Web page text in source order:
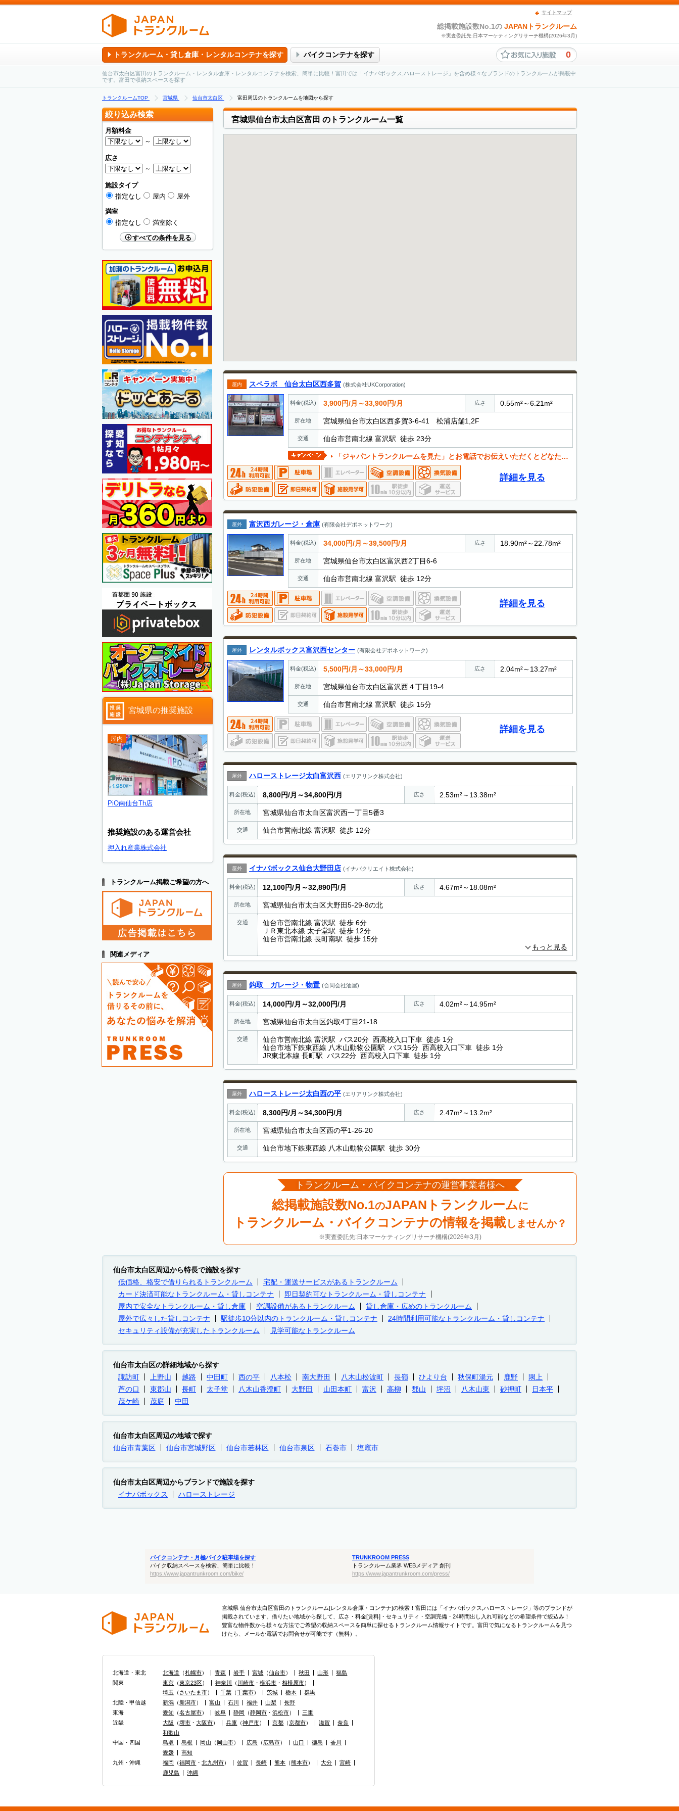
サイトマップ
総掲載施設数No.1の JAPANトランクルーム
※実査委託先:日本マーケティングリサーチ機構(2026年3月)
トランクルーム・貸し倉庫・レンタルコンテナを探す バイクコンテナを探す 0
仙台市太白区富田のトランクルーム・レンタル倉庫・レンタルコンテナを検索、簡単に比較！富田では「イナバボックス,ハローストレージ」を含め様々なブランドのトランクルームが掲載中
です。富田で収納スペースを探す
トランクルームTOP 宮城県 仙台市太白区 富田周辺のトランクルームを地図から探す
宮城県仙台市太白区富田 のトランクルーム一覧
屋内 スペラボ 仙台太白区西多賀 (株式会社UKCorporation)
料金(税込) 3,900円/月～33,900円/月 広さ 0.55m²～6.21m²
所在地 宮城県仙台市太白区西多賀3-6-41 松浦店舗1,2F
交通 仙台市営南北線 富沢駅 徒歩 23分
「ジャパントランクルームを見た」とお電話でお伝えいただくとどなたでも値引き可能。 お気軽にご相談ください。
詳細を見る
屋外 富沢西ガレージ・倉庫 (有限会社デポネットワーク)
料金(税込) 34,000円/月～39,500円/月 広さ 18.90m²～22.78m²
所在地 宮城県仙台市太白区富沢西2丁目6-6
交通 仙台市営南北線 富沢駅 徒歩 12分
詳細を見る
屋外 レンタルボックス富沢西センター (有限会社デポネットワーク)
料金(税込) 5,500円/月～33,000円/月 広さ 2.04m²～13.27m²
所在地 宮城県仙台市太白区富沢西４丁目19-4
交通 仙台市営南北線 富沢駅 徒歩 15分
詳細を見る
屋外 ハローストレージ太白富沢西 (エリアリンク株式会社)
料金(税込) 8,800円/月～34,800円/月 広さ 2.53m²～13.38m²
所在地 宮城県仙台市太白区富沢西一丁目5番3
交通 仙台市営南北線 富沢駅 徒歩 12分
屋外 イナバボックス仙台大野田店 (イナバクリエイト株式会社)
料金(税込) 12,100円/月～32,890円/月 広さ 4.67m²～18.08m²
所在地 宮城県仙台市太白区大野田5-29-8の北
交通
仙台市営南北線 富沢駅 徒歩 6分
ＪＲ東北本線 太子堂駅 徒歩 12分
仙台市営南北線 長町南駅 徒歩 15分
もっと見る
屋外 鈎取 ガレージ・物置 (合同会社油屋)
料金(税込) 14,000円/月～32,000円/月 広さ 4.02m²～14.95m²
所在地 宮城県仙台市太白区鈎取4丁目21-18
交通
仙台市営南北線 富沢駅 バス20分 西高校入口下車 徒歩 1分
仙台市地下鉄東西線 八木山動物公園駅 バス15分 西高校入口下車 徒歩 1分
JR東北本線 長町駅 バス22分 西高校入口下車 徒歩 1分
屋外 ハローストレージ太白西の平 (エリアリンク株式会社)
料金(税込) 8,300円/月～34,300円/月 広さ 2.47m²～13.2m²
所在地 宮城県仙台市太白区西の平1-26-20
交通 仙台市地下鉄東西線 八木山動物公園駅 徒歩 30分
トランクルーム・バイクコンテナの運営事業者様へ
総掲載施設数No.1のJAPANトランクルームに
トランクルーム・バイクコンテナの情報を掲載しませんか？
※実査委託先:日本マーケティングリサーチ機構(2026年3月)
絞り込み検索
月額料金
～
広さ
～
施設タイプ
指定なし
屋内
屋外
満室
指定なし
満室除く
すべての条件を見る
宮城県の推奨施設
屋内
PiO南仙台Th店
推奨施設のある運営会社
押入れ産業株式会社
トランクルーム掲載ご希望の方へ
関連メディア
仙台市太白区周辺から特長で施設を探す
低価格、格安で借りられるトランクルーム
宅配・運送サービスがあるトランクルーム
カード決済可能なトランクルーム・貸しコンテナ
即日契約可なトランクルーム・貸しコンテナ
屋内で安全なトランクルーム・貸し倉庫
空調設備があるトランクルーム
貸し倉庫・広めのトランクルーム
屋外で広々した貸しコンテナ
駅徒歩10分以内のトランクルーム・貸しコンテナ
24時間利用可能なトランクルーム・貸しコンテナ
セキュリティ設備が充実したトランクルーム
見学可能なトランクルーム
仙台市太白区の詳細地域から探す
諏訪町
上野山 越路 中田町 西の平 八本松 南大野田 八木山松波町 長嶺 ひより台 秋保町湯元 鹿野
閖上
芦の口
東郡山 長町 太子堂 八木山香澄町 大野田 山田本町 富沢 高柳 郡山 坪沼 八木山東 砂押町
日本平
茂ケ崎
茂庭 中田
仙台市太白区周辺の地域で探す
仙台市青葉区
仙台市宮城野区 仙台市若林区 仙台市泉区 石巻市 塩竈市
仙台市太白区周辺からブランドで施設を探す
イナバボックス
ハローストレージ
バイクコンテナ・月極バイク駐車場を探す
バイク収納スペースを検索、簡単に比較！
https://www.japantrunkroom.com/bike/
TRUNKROOM PRESS
トランクルーム業界 WEBメディア 創刊
https://www.japantrunkroom.com/press/
宮城県 仙台市太白区富田のトランクルーム[レンタル倉庫・コンテナ]の検索！富田には「イナバボックス,ハローストレージ」等のブランドが
掲載されています。借りたい地域から探して、広さ・料金[賃料]・セキュリティ・空調完備・24時間出し入れ可能などの希望条件で絞込み！
豊富な物件数から様々な方法でご希望の収納スペースを簡単に探せるトランクルーム情報サイトです。富田で気になるトランクルームを見つ
けたら、メールか電話でお問合せが可能です（無料）。
北海道・東北 北海道 （札幌市） 青森 岩手 宮城 （仙台市） 秋田 山形
福島
関東
東京 （東京23区） 神奈川 （ 川崎市 ・横浜市 ・相模原市）
埼玉
（さいたま市） 千葉 （千葉市） 茨城 栃木
群馬
北陸・甲信越
新潟 （新潟市） 富山 石川 福井 山梨
長野
東海
愛知 （名古屋市） 岐阜 静岡 （静岡市 ・浜松市）
三重
近畿
大阪 （堺市 ・大阪市） 兵庫 （神戸市） 京都 （京都市） 滋賀
奈良
和歌山
中国・四国
鳥取 島根 岡山 （ 岡山市） 広島 （広島市） 山口 徳島
香川
愛媛
高知
九州・沖縄
福岡 （福岡市 ・北九州市） 佐賀 長崎 熊本 （熊本市） 大分
宮崎
鹿児島
沖縄